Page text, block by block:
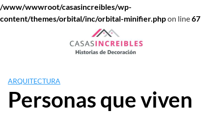
/www/wwwroot/casasincreibles/wp-
content/themes/orbital/inc/orbital-minifier.phpon line67
ARQUITECTURA
Personas que viven